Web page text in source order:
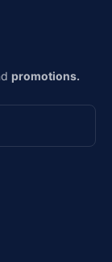
promotions.